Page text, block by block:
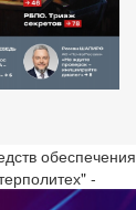
обеспечения
-